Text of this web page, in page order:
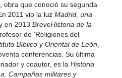
obra que conoció su segunda
2011 vio la luz Madrid, una
en 2013 BreveHistoria de la
de ‘Religiones del
Bíblico y Oriental de León
conferencias. Su última
y coautor, es la Historia
Campañas militares y